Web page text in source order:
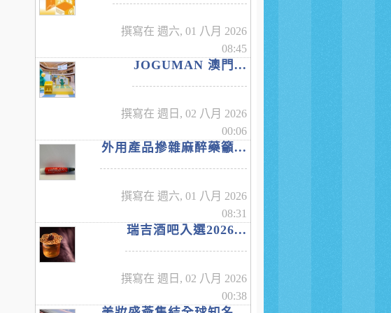
撰寫在 週六, 01 八月 2026
08:45
JOGUMAN 澳門...
撰寫在 週日, 02 八月 2026
00:06
外用產品摻雜麻醉藥籲...
撰寫在 週六, 01 八月 2026
08:31
瑞吉酒吧入選2026...
撰寫在 週日, 02 八月 2026
00:38